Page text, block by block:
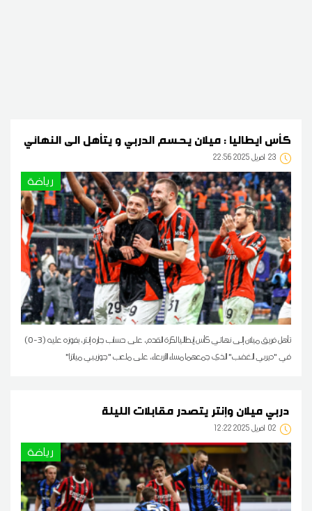
كأس ايطاليا : ميلان يحسم الدربي و يتأهل الى النهائي
23 22:56 2025 أفريل
رياضة
تأهل فريق ميلان إلى نهائي كأس إيطاليا لكرة القدم، على حساب جاره إنتر، بفوزه عليه (3-0)
في "ديربي الغضب" الذي جمعهما مساء الأربعاء، على ملعب "جوزيبي مياتزا"
02 12:22 2025 أفريل
رياضة